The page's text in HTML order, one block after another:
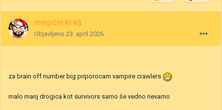
magični kralj
Objavljeno 23. april 2026
za brain off number big priporocam vampire crawlers
malo manj drogica kot survivors samo še vedno nevarno